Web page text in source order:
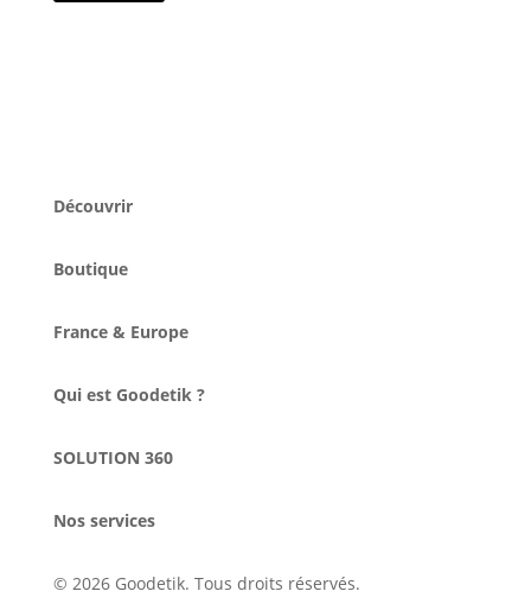
Découvrir
Boutique
France & Europe
Qui est Goodetik ?
SOLUTION 360
Nos services
© 2026 Goodetik. Tous droits réservés.